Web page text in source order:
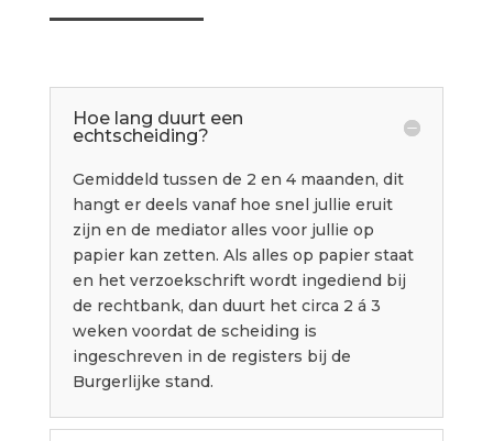
Hoe lang duurt een
echtscheiding?
Gemiddeld tussen de 2 en 4 maanden, dit
hangt er deels vanaf hoe snel jullie eruit
zijn en de mediator alles voor jullie op
papier kan zetten. Als alles op papier staat
en het verzoekschrift wordt ingediend bij
de rechtbank, dan duurt het circa 2 á 3
weken voordat de scheiding is
ingeschreven in de registers bij de
Burgerlijke stand.